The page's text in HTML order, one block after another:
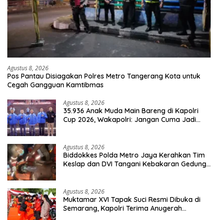
Agustus 8, 2026
Pos Pantau Disiagakan Polres Metro Tangerang Kota untuk
Cegah Gangguan Kamtibmas
Agustus 8, 2026
35.936 Anak Muda Main Bareng di Kapolri
Cup 2026, Wakapolri: Jangan Cuma Jadi
Agustus 8, 2026
Biddokkes Polda Metro Jaya Kerahkan Tim
Keslap dan DVI Tangani Kebakaran Gedung
Agustus 8, 2026
Muktamar XVI Tapak Suci Resmi Dibuka di
Semarang, Kapolri Terima Anugerah